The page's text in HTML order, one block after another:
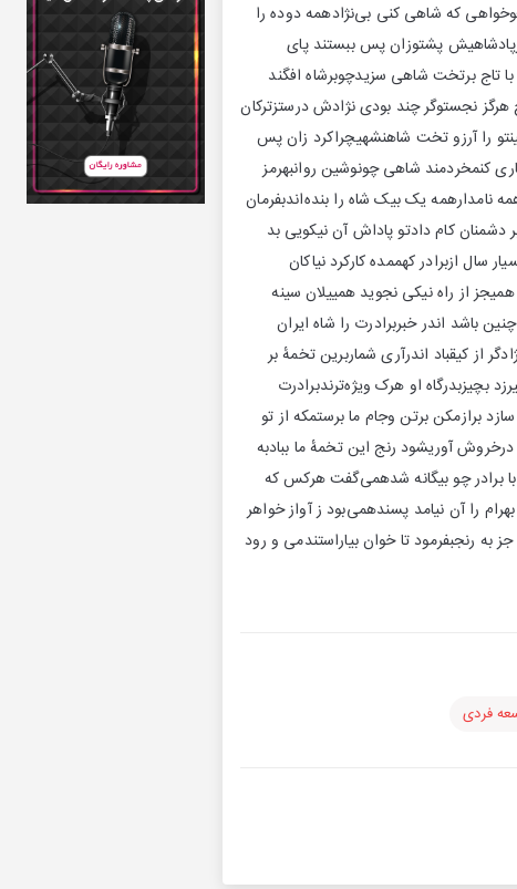
که شاهی کنی بی‌نژادهمه دوده را
پشتوزان پس ببستند پای
تاج برتخت شاهی سزیدچوبرشاه افگند
هرگز نجستوگر چند بودی نژادش درستزترکان
را آرزو تخت شاهنشهیچراکرد زان پس
کنمخردمند شاهی چونوشین روانبهرمز
نامدارهمه یک بیک شاه را بنده‌اندبفرمان
دشمنان کام دادتو پاداش آن نیکویی بد
سال ازبرادر کهممده کارکرد نیاکان
از راه نیکی نجوید همییلان سینه
باشد اندر خبربرادرت را شاه ایران
از کیقباد اندرآری شماربرین تخمهٔ بر
بچیزبدرگاه او هرک ویژه‌ترندبرادرت
برازمکن برتن وجام ما برستمکه از تو
آوریشود رنج این تخمهٔ ما ببادبه
با برادر چو بیگانه شدهمی‌گفت هرکس که
را آن نیامد پسندهمی‌بود ز آواز خواهر
رنجبفرمود تا خوان بیاراستندمی و رود
فردی